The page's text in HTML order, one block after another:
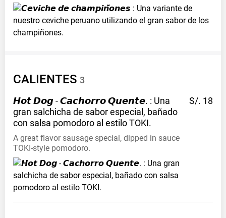
CALIENTES 3
𝙃𝙤𝙩 𝘿𝙤𝙜 - 𝘾𝙖𝙘𝙝𝙤𝙧𝙧𝙤 𝙌𝙪𝙚𝙣𝙩𝙚. : Una
gran salchicha de sabor especial, bañado
con salsa pomodoro al estiloTOKI.
S/. 18
A great flavor sausage special, dipped in sauce
TOKI-style pomodoro.